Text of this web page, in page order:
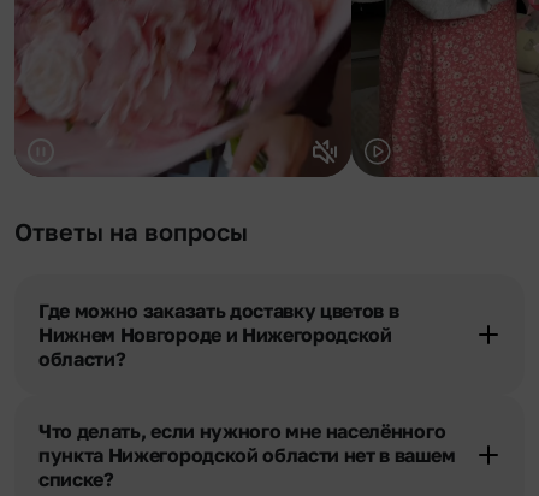
Ответы на вопросы
Где можно заказать доставку цветов в
Нижнем Новгороде и Нижегородской
области?
Что делать, если нужного мне населённого
пункта Нижегородской области нет в вашем
списке?